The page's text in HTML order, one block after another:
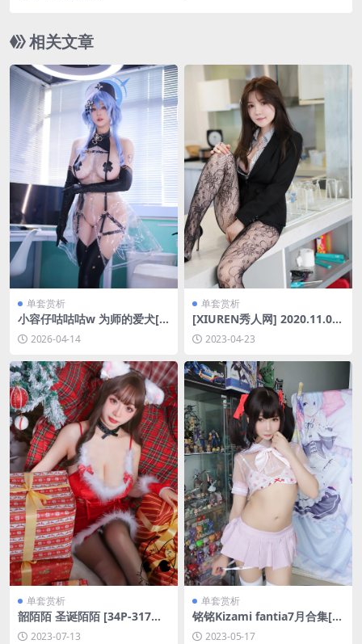
相关文章
单套赏析
小容仔咕咕咕w 为师的爱犬[5
0P-472M]
2026-04-14
单套赏析
[XIUREN秀人网] 2020.11.02
NO.2725 糯美子Mini [77P-77
3MB]2023-04-23
单套赏析
韶陌陌 圣诞陌陌 [34P-317M
B] 2023-07-13
单套赏析
铭铭Kizami fantia7月合集[2
61P3V-1.01GB]
2023-05-17